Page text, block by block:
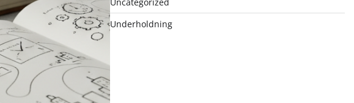
Underholdning